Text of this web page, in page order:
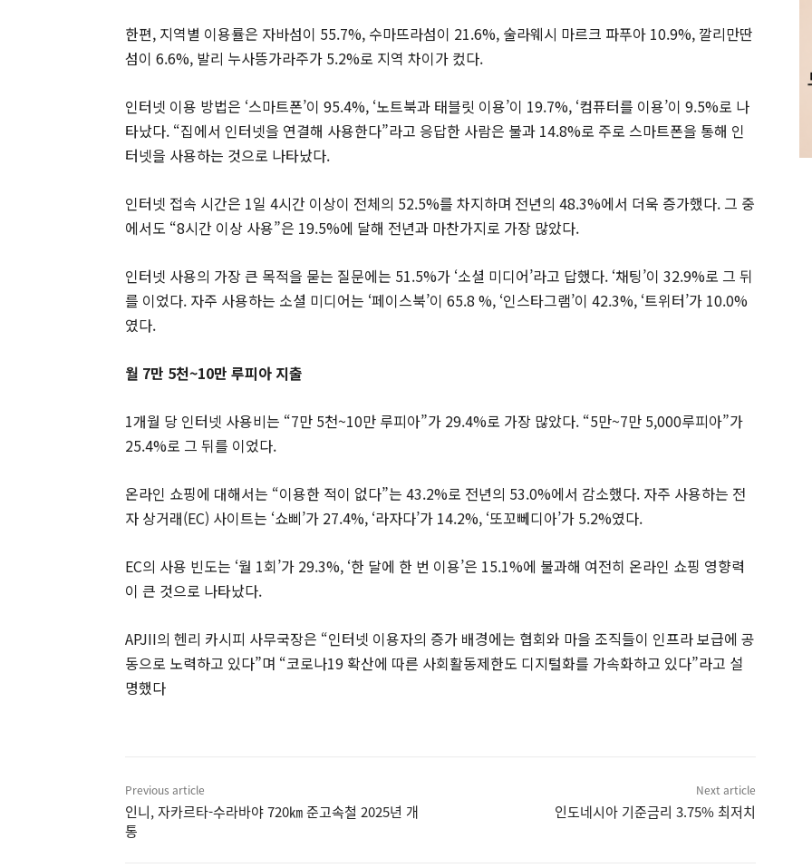
한편, 지역별 이용률은 자바섬이 55.7%, 수마뜨라섬이 21.6%, 술라웨시 마르크 파푸아 10.9%, 깔리만딴
섬이 6.6%, 발리 누사뜽가라주가 5.2%로 지역 차이가 컸다.
인터넷 이용 방법은 ‘스마트폰’이 95.4%, ‘노트북과 태블릿 이용’이 19.7%, ‘컴퓨터를 이용’이 9.5%로 나
타났다. “집에서 인터넷을 연결해 사용한다”라고 응답한 사람은 불과 14.8%로 주로 스마트폰을 통해 인
터넷을 사용하는 것으로 나타났다.
인터넷 접속 시간은 1일 4시간 이상이 전체의 52.5%를 차지하며 전년의 48.3%에서 더욱 증가했다. 그 중
에서도 “8시간 이상 사용”은 19.5%에 달해 전년과 마찬가지로 가장 많았다.
인터넷 사용의 가장 큰 목적을 묻는 질문에는 51.5%가 ‘소셜 미디어’라고 답했다. ‘채팅’이 32.9%로 그 뒤
를 이었다. 자주 사용하는 소셜 미디어는 ‘페이스북’이 65.8 %, ‘인스타그램’이 42.3%, ‘트위터’가 10.0%
였다.
월 7만 5천~10만 루피아 지출
1개월 당 인터넷 사용비는 “7만 5천~10만 루피아”가 29.4%로 가장 많았다. “5만~7만 5,000루피아”가
25.4%로 그 뒤를 이었다.
온라인 쇼핑에 대해서는 “이용한 적이 없다”는 43.2%로 전년의 53.0%에서 감소했다. 자주 사용하는 전
자 상거래(EC) 사이트는 ‘쇼삐’가 27.4%, ‘라자다’가 14.2%, ‘또꼬뻬디아’가 5.2%였다.
EC의 사용 빈도는 ‘월 1회’가 29.3%, ‘한 달에 한 번 이용’은 15.1%에 불과해 여전히 온라인 쇼핑 영향력
이 큰 것으로 나타났다.
APJII의 헨리 카시피 사무국장은 “인터넷 이용자의 증가 배경에는 협회와 마을 조직들이 인프라 보급에 공
동으로 노력하고 있다”며 “코로나19 확산에 따른 사회활동제한도 디지털화를 가속화하고 있다”라고 설
명했다
Previous article
인니, 자카르타-수라바야 720㎞ 준고속철 2025년 개
통
Next article
인도네시아 기준금리 3.75% 최저치